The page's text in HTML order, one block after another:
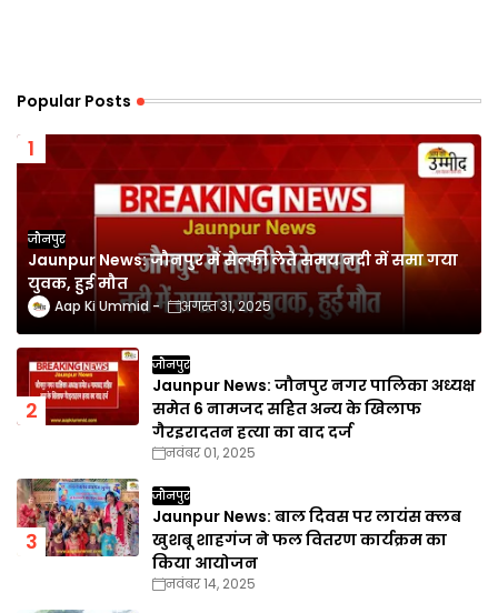
Popular Posts
जौनपुर
Jaunpur News: जौनपुर में सेल्फी लेते समय नदी में समा गया
युवक, हुई मौत
Aap Ki Ummid अगस्त 31, 2025
जौनपुर
Jaunpur News: जौनपुर नगर पालिका अध्यक्ष
समेत 6 नामजद सहित अन्य के खिलाफ
गैरइरादतन हत्या का वाद दर्ज
नवंबर 01, 2025
जौनपुर
Jaunpur News: बाल दिवस पर लायंस क्लब
खुशबू शाहगंज ने फल वितरण कार्यक्रम का
किया आयोजन
नवंबर 14, 2025